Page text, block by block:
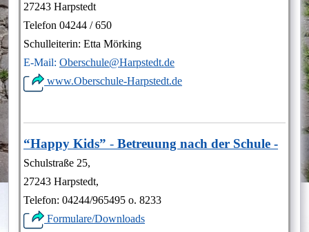
27243 Harpstedt
Telefon 04244 / 650
Schulleiterin: Etta Mörking
E-Mail:Oberschule@Harpstedt.de
www.Oberschule-Harpstedt.de
“Happy Kids”-Betreuung nach der Schule -
Schulstraße 25,
27243 Harpstedt,
Telefon: 04244/965495 o. 8233
Formulare/Downloads